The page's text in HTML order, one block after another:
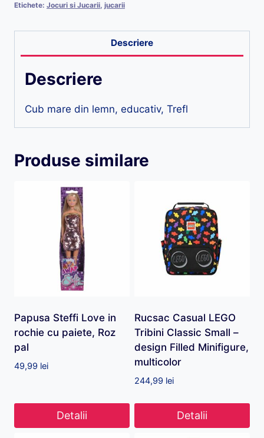
Etichete: Jocuri si Jucarii, jucarii
Descriere
Descriere
Cub mare din lemn, educativ, Trefl
Produse similare
Papusa Steffi Love in
rochie cu paiete, Roz
pal
49,99 lei
Detalii
Rucsac Casual LEGO
Tribini Classic Small –
design Filled Minifigure,
multicolor
244,99 lei
Detalii